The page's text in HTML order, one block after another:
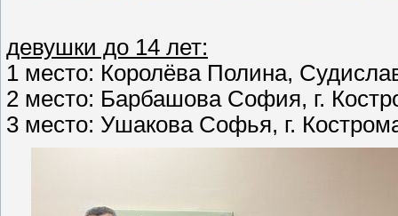
девушки до 14 лет:
1 место: Королёва Полина,
2 место: Барбашова София, г.
3 место: Ушакова Софья, г.